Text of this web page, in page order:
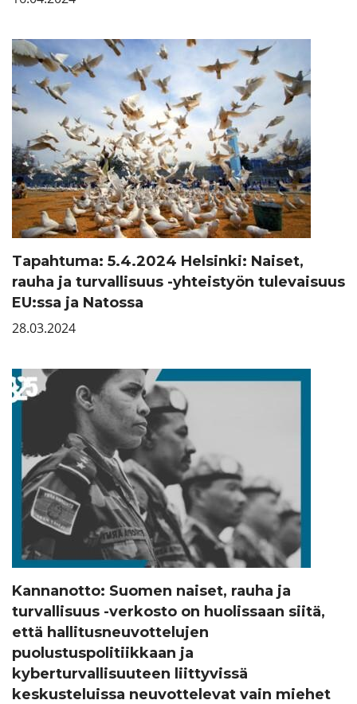
Tapahtuma: 5.4.2024 Helsinki: Naiset,
rauha ja turvallisuus -yhteistyön tulevaisuus
EU:ssa ja Natossa
28.03.2024
Kannanotto: Suomen naiset, rauha ja
turvallisuus -verkosto on huolissaan siitä,
että hallitusneuvottelujen
puolustuspolitiikkaan ja
kyberturvallisuuteen liittyvissä
keskusteluissa neuvottelevat vain miehet